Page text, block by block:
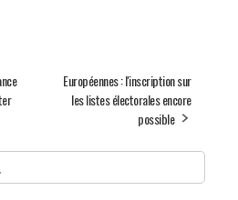
Européennes : l'inscription sur
les listes électorales encore
possible